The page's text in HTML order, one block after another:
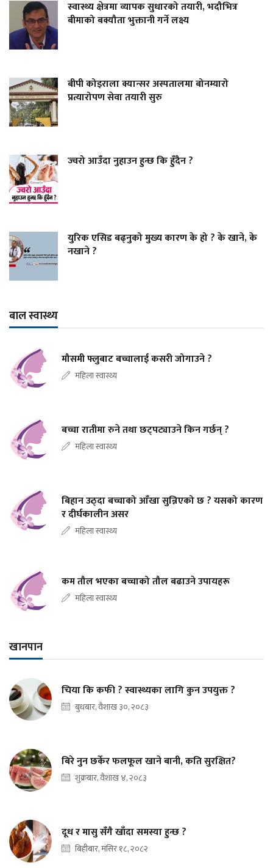
स्वास्थ्य क्षेत्रमा व्यापक सुधारको तयारी, भदौभित्र
बीमाको बक्यौता भुक्तानी गर्ने लक्ष्य
बीपी कोइराला क्यान्सर अस्पतालमा बोनम्यारो
प्रत्यारोपण सेवा तयारी सुरु
ज्वरो आउँदा नुहाउन हुन्छ कि हुँदैन ?
युरिक एसिड बढ्नुको मुख्य कारण के हो ? के खाने, के
नखाने ?
बाल स्वास्थ्य
मौसमी फ्लुबाट बच्चालाई कसरी जोगाउने ?
महिला स्वास्थ्य
बच्चा रातीमा रुने तथा छट्पट्याउने किन गर्छन् ?
महिला स्वास्थ्य
बिहान उठ्दा बच्चाको आँखा सुन्निएको छ ? यसको कारण
र दीर्घकालीन असर
महिला स्वास्थ्य
कम तौल भएका बच्चाको तौल बढाउने उपायहरू
महिला स्वास्थ्य
खानपान
चिया कि कफी ? स्वास्थ्यका लागि कुन उपयुक्त ?
बुधबार, वैशाख ३०, २०८३
बिरे नुन छर्केर फलफूल खाने बानी, कति सुरक्षित?
शुक्रबार, वैशाख ४, २०८३
दूध र मासु सँगै खाँदा समस्या हुन्छ ?
बिहीबार, मंसिर १८, २०८२